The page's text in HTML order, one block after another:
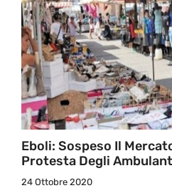
Eboli: Sospeso Il
Protesta Degli
24 Ottobre 2020